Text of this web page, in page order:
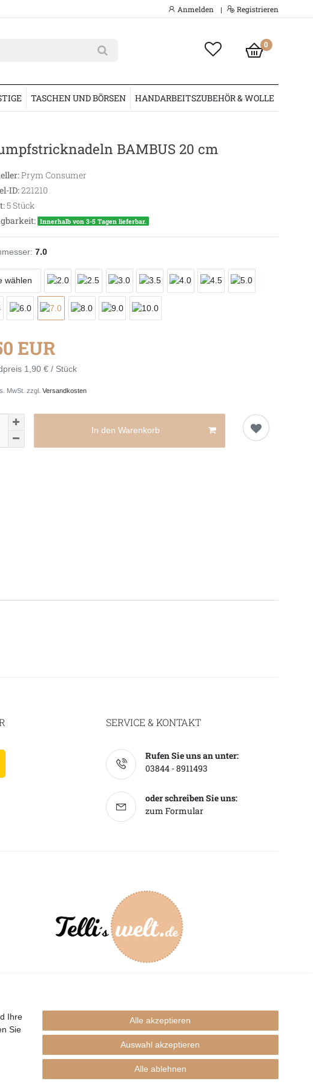
Anmelden | Registrieren
0
TASCHEN UND BÖRSEN HANDARBEITSZUBEHÖR & WOLLE
BAMBUS 20 cm
Prym Consumer
ID:221210
5Stück
Innerhalb von 3-5 Tagen lieferbar.
7.0
wählen
EUR
1,90 € / Stück
MwSt. zzgl. Versandkosten
In den Warenkorb
SERVICE & KONTAKT
Rufen Sie uns an unter:
03844 - 8911493
oder schreiben Sie uns:
zum Formular
AGB Impressum
Ihre
Sie
Alle akzeptieren
Auswahl akzeptieren
Alle ablehnen